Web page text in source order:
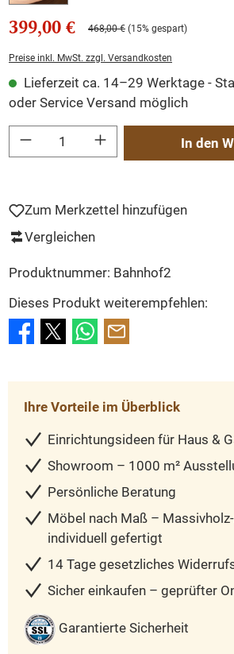
399,00 € 468,00 € (15% gespart)
Preise inkl. MwSt. zzgl. Versandkosten
Lieferzeit ca. 14–29 Werktage -
oder Service Versand möglich
Produkt Anzahl: Gib den gewünschten Wert ein
In den
Zum Merkzettel hinzufügen
Vergleichen
Produktnummer: Bahnhof2
Dieses Produkt weiterempfehlen:
Ihre Vorteile im Überblick
Einrichtungsideen für Haus &
Showroom – 1000 m²
Persönliche Beratung
Möbel nach Maß –
individuell gefertigt
14 Tage gesetzliches
Sicher einkaufen – geprüfter
Garantierte Sicherheit